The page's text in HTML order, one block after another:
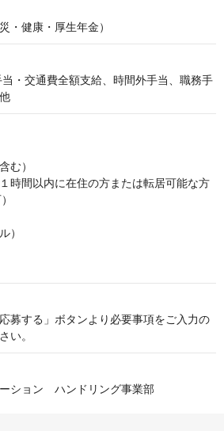
・健康・厚生年金）
・交通費全額支給、時間外手当、職務手
む）
時間以内に在住の方または転居可能な方
）
募する」ボタンより必要事項をご入力の
い。
ション　ハンドリング事業部